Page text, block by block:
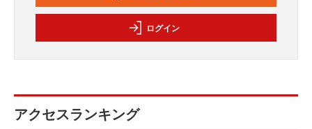
ログイン
アクセスランキング